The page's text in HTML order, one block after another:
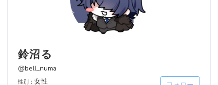
鈴沼る
@bell_numa
性別： 女性